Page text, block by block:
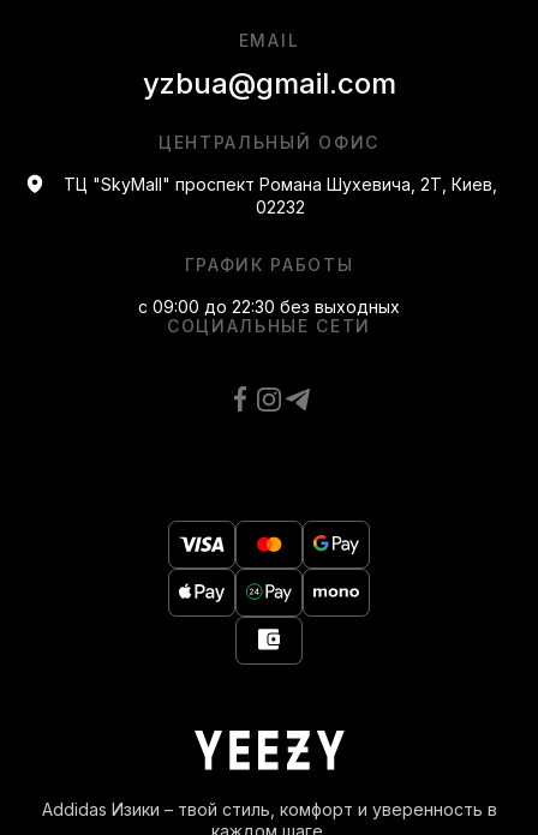
Addidas Изики – твой стиль, комфорт и уверенность в
каждом шаге.
ЦЕНТРАЛЬНЫЙ ОФИС
ТЦ "SkyMall" проспект Романа Шухевича, 2Т, Киев,
02232
СОЦИАЛЬНЫЕ СЕТИ
EMAIL
yzbua@gmail.com
ГРАФИК РАБОТЫ
с 09:00 до 22:30 без выходных